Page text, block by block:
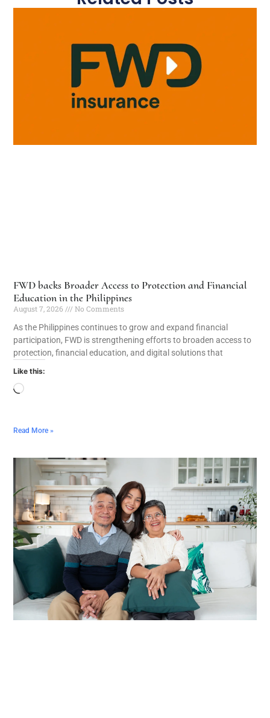
FWD backs Broader Access to Protection and Financial
Education in the Philippines
August 7, 2026
No Comments
As the Philippines continues to grow and expand financial
participation, FWD is strengthening efforts to broaden access to
protection, financial education, and digital solutions that
Like this:
Read More »